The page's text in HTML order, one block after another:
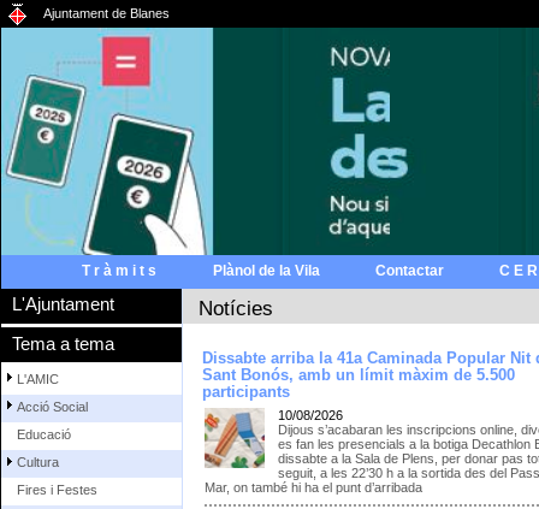
Ajuntament de Blanes
T r à m i t s Plànol de la Vila Contactar C E
L'Ajuntament
Tema a tema
L'AMIC
Acció Social
Educació
Cultura
Fires i Festes
Notícies
Dissabte arriba la 41a Caminada Popular Nit
Sant Bonós, amb un límit màxim de 5.500
participants
10/08/2026
Dijous s’acabaran les inscripcions online,
es fan les presencials a la botiga Decathlon
dissabte a la Sala de Plens, per donar pas
seguit, a les 22’30 h a la sortida des del
Mar, on també hi ha el punt d’arribada